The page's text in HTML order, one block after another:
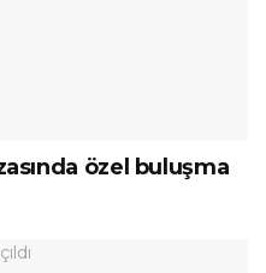
özel buluşma